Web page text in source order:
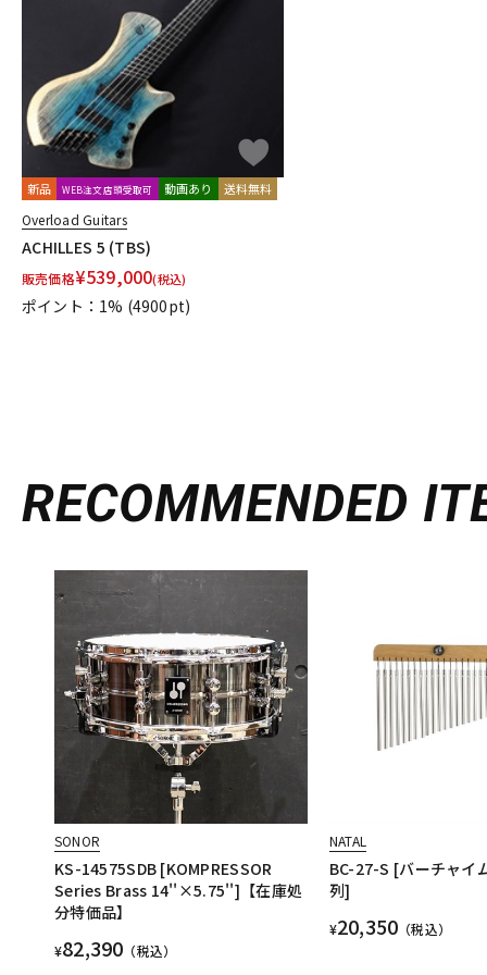
DJ機器
中古
新品 WEB注文店頭受取可 動画あり 送料無料
Overload Guitars
ACHILLES 5 (TBS)
販売価格¥539,000(税込)
ポイント：1% (4900pt)
RECOMMENDED
SONOR
KS-14575SDB [KOMPRESSOR
Series Brass 14''×5.75'']【在庫処
分特価品】
¥82,390 （税込）
NATAL
BC-27-S [バーチャイ
列]
¥20,350 （税込）